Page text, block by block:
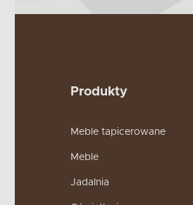
Produkty
Meble tapicerowane
Meble
Jadalnia